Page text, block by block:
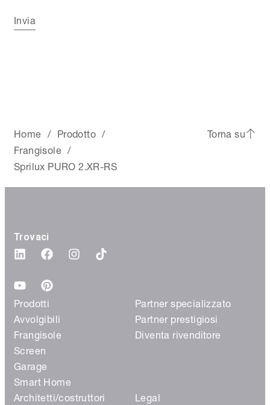
Invia
Home / Prodotto /
Frangisole /
Sprilux PURO 2.XR-RS
Torna su
Trovaci
Prodotti
Avvolgibili
Frangisole
Screen
Garage
Smart Home
Partner specializzato
Partner prestigiosi
Diventa rivenditore
Architetti/costruttori
Legal